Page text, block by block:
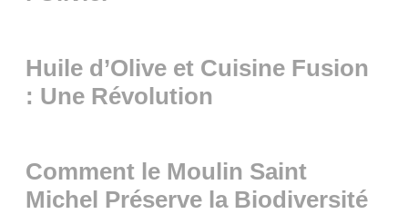
Huile d’Olive et Cuisine Fusion
: Une Révolution
Comment le Moulin Saint
Michel Préserve la Biodiversité